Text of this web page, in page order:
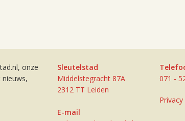
onze
nieuws,
Sleutelstad
Middelstegracht 87A
2312 TT Leiden
E-mail
071 -